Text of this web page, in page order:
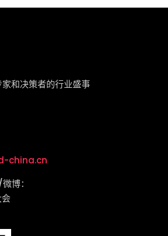
和决策者的行业盛事
china.cn
博：